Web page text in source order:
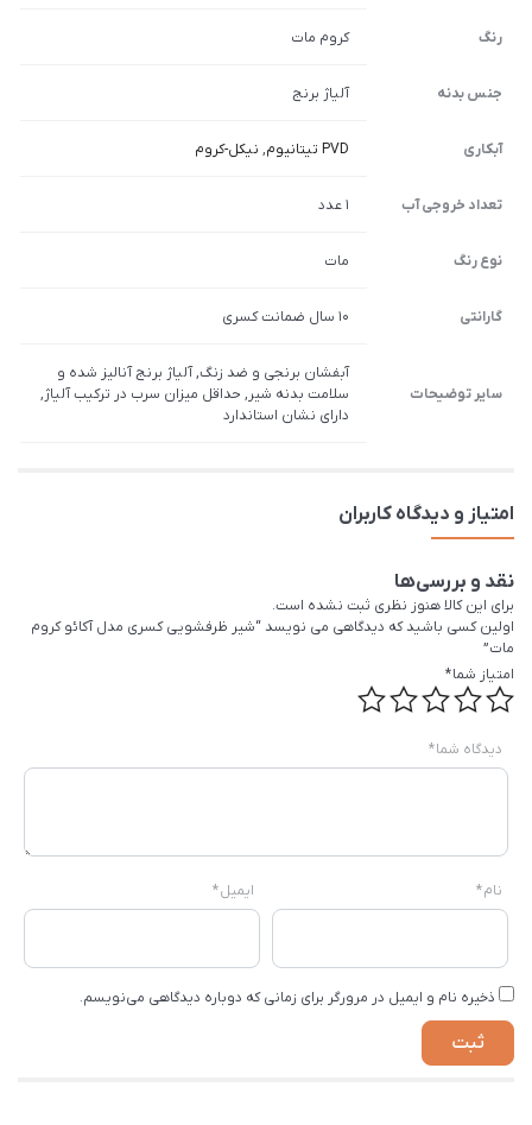
رنگ کروم مات
جنس بدنه آلیاژ برنج
آبکاری PVD تیتانیوم , نیکل-کروم
تعداد خروجی آب 1 عدد
نوع رنگ مات
گارانتی 10 سال ضمانت کسری
سایر توضیحات
آبفشان برنجی و ضد زنگ, آلیاژ برنج آنالیز شده و
سلامت بدنه شیر, حداقل میزان سرب در ترکیب آلیاژ,
دارای نشان استاندارد
امتیاز و دیدگاه کاربران
نقد و بررسی‌ها
برای این کالا هنوز نظری ثبت نشده است.
اولین کسی باشید که دیدگاهی می نویسد “شیر ظرفشویی کسری مدل آکائو کروم
مات”
امتیاز شما*
دیدگاه شما*
نام* ایمیل*
ذخیره نام و ایمیل در مرورگر برای زمانی که دوباره دیدگاهی می‌نویسم.